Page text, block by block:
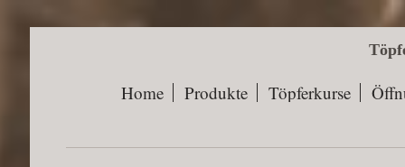
Home Produkte Töpferkurse